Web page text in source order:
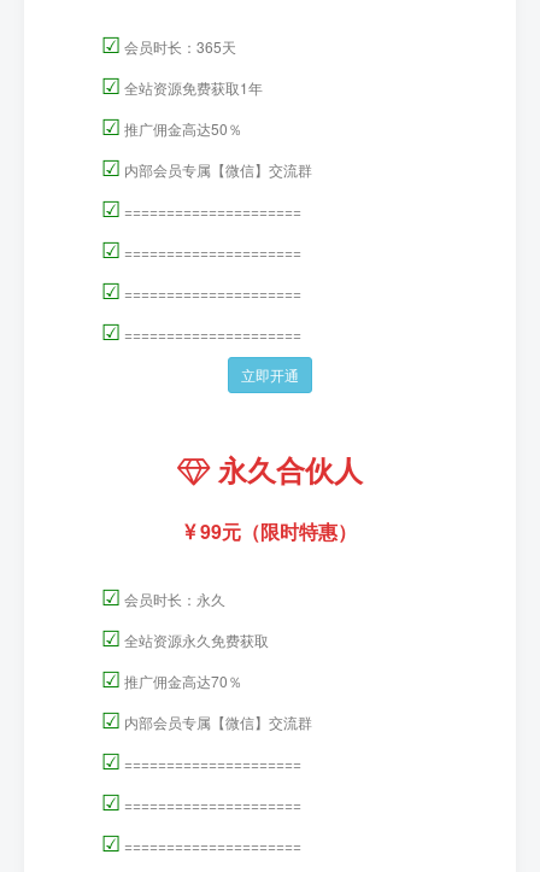
☑ 会员时长：365天
☑ 全站资源免费获取1年
☑ 推广佣金高达50％
☑ 内部会员专属【微信】交流群
☑ =====================
☑ =====================
☑ =====================
☑ =====================
立即开通
永久合伙人
99元（限时特惠）
☑ 会员时长：永久
☑ 全站资源永久免费获取
☑ 推广佣金高达70％
☑ 内部会员专属【微信】交流群
☑ =====================
☑ =====================
☑ =====================